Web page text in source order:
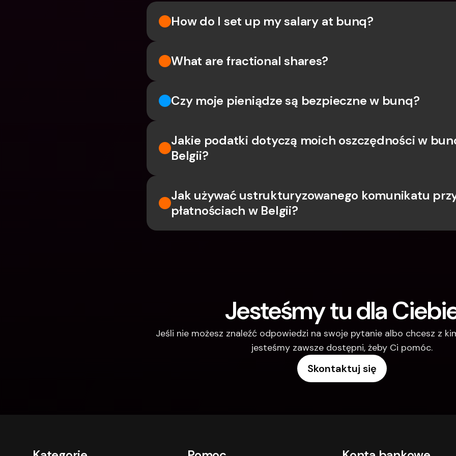
How do I set up my salary at bunq?
What are fractional shares?
Czy moje pieniądze są bezpieczne w bunq?
Jakie podatki dotyczą moich oszczędności w
Belgii?
Jak używać ustrukturyzowanego komunikatu
płatnościach w Belgii?
Jesteśmy tu dla
Jeśli nie możesz znaleźć odpowiedzi na swoje pytanie albo chcesz z
jesteśmy zawsze dostępni, żeby Ci pomóc.
Skontaktuj się